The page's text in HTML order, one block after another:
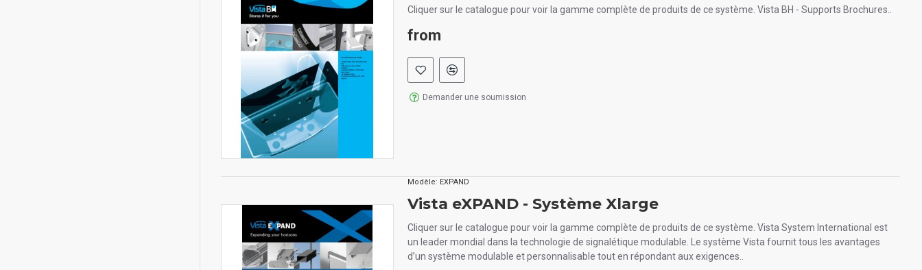
Cliquer sur le catalogue pour voir la gamme complète de produits de ce système. Vista BH - Supports Brochures..
from
Demander une soumission
Modèle: EXPAND
Vista eXPAND - Système Xlarge
Cliquer sur le catalogue pour voir la gamme complète de produits de ce système. Vista System International est
un leader mondial dans la technologie de signalétique modulable. Le système Vista fournit tous les avantages
d’un système modulable et personnalisable tout en répondant aux exigences..